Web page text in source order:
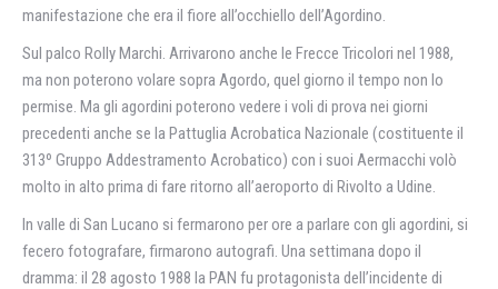
manifestazione che era il fiore all’occhiello dell’Agordino.
Sul palco Rolly Marchi. Arrivarono anche le Frecce Tricolori nel 1988,
ma non poterono volare sopra Agordo, quel giorno il tempo non lo
permise. Ma gli agordini poterono vedere i voli di prova nei giorni
precedenti anche se la Pattuglia Acrobatica Nazionale (costituente il
313º Gruppo Addestramento Acrobatico) con i suoi Aermacchi volò
molto in alto prima di fare ritorno all’aeroporto di Rivolto a Udine.
In valle di San Lucano si fermarono per ore a parlare con gli agordini, si
fecero fotografare, firmarono autografi. Una settimana dopo il
dramma: il 28 agosto 1988 la PAN fu protagonista dell’incidente di